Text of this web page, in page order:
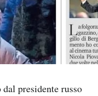
presidente russo